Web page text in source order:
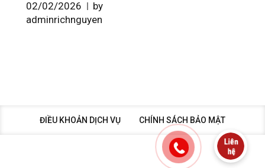
02/02/2026
by
adminrichnguyen
ĐIỀU KHOẢN DỊCH VỤ CHÍNH SÁCH BẢO MẬT